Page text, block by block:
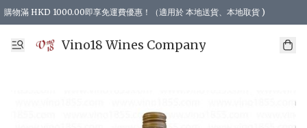
購物滿 HKD 1000.00即享免運費優惠！（適用於 本地送貨、本地取貨 )
Vino18 Wines Company